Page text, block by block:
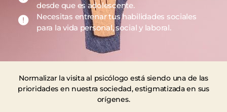
desde que es adolescente.
Necesitas entrenar tus habilidades sociales
para la vida personal, social y laboral.
Normalizar la visita al psicólogo está siendo una de las
prioridades en nuestra sociedad, estigmatizada en sus
orígenes.